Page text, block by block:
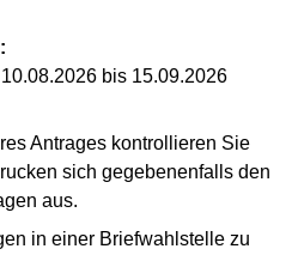
bis 15.09.2026
Antrages kontrollieren Sie
sich gegebenenfalls den
aus.
in einer Briefwahlstelle zu